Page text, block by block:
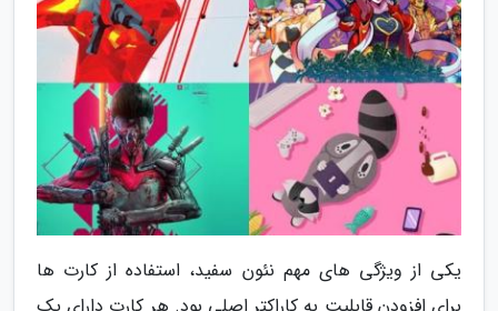
یکی از ویژگی های مهم نئون سفید، استفاده از کارت ها